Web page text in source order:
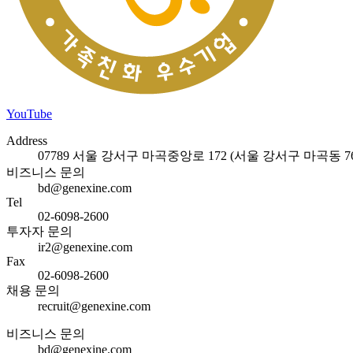
YouTube
Address
07789 서울 강서구 마곡중앙로 172 (서울 강서구 마곡동
비즈니스 문의
bd@genexine.com
Tel
02-6098-2600
투자자 문의
ir2@genexine.com
Fax
02-6098-2600
채용 문의
recruit@genexine.com
비즈니스 문의
bd@genexine.com